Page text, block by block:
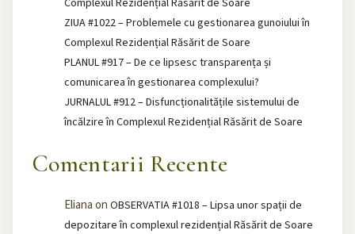
ZIUA #1022 – Problemele cu gestionarea gunoiului în
Complexul Rezidențial Răsărit de Soare
PLANUL #917 – De ce lipsesc transparența și
comunicarea în gestionarea complexului?
JURNALUL #912 – Disfuncționalitățile sistemului de
încălzire în Complexul Rezidențial Răsărit de Soare
Comentarii Recente
Elianaon OBSERVATIA #1018 – Lipsa unor spații de
depozitare în complexul rezidențial Răsărit de Soare